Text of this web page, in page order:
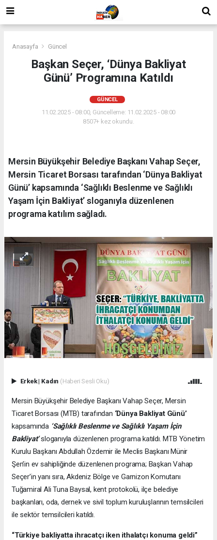
Anasayfa Güncel
Başkan Seçer, ‘Dünya Bakliyat
Günü’ Programına Katıldı
GÜNCEL
11.02.2025 - 08:00, Güncelleme: 11.02.2025 - 08:00
8507+ kez okundu.
Mersin Büyükşehir Belediye Başkanı Vahap Seçer,
Mersin Ticaret Borsası tarafından ‘Dünya Bakliyat
Günü’ kapsamında ‘Sağlıklı Beslenme ve Sağlıklı
Yaşam İçin Bakliyat’ sloganıyla düzenlenen
programa katılım sağladı.
Erkek| Kadın (Haberi Sesli Oku)
Mersin Büyükşehir Belediye Başkanı Vahap Seçer, Mersin
Ticaret Borsası (MTB) tarafından ‘Dünya Bakliyat Günü’
kapsamında ‘Sağlıklı Beslenme ve Sağlıklı Yaşam İçin
Bakliyat’sloganıyla düzenlenen programa katıldı. MTB Yönetim
Kurulu Başkanı Abdullah Özdemir ile Meclis Başkanı Münir
Şen’in ev sahipliğinde düzenlenen programa; Başkan Vahap
Seçer’in yanı sıra, Akdeniz Bölge ve Garnizon Komutanı
Tuğamiral Ali Tuna Baysal, kent protokolü, ilçe belediye
başkanları, oda, dernek ve sivil toplum kuruluşlarının temsilcileri
ile sektör temsilcileri katıldı.
“Türkiye bakliyatta ihracatçı iken ithalatçı konuma geldi”